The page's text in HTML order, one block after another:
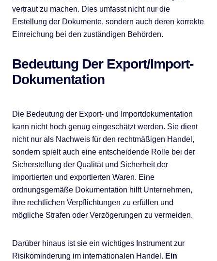
vertraut zu machen. Dies umfasst nicht nur die
Erstellung der Dokumente, sondern auch deren korrekte
Einreichung bei den zuständigen Behörden.
Bedeutung Der Export/Import-
Dokumentation
Die Bedeutung der Export- und Importdokumentation
kann nicht hoch genug eingeschätzt werden. Sie dient
nicht nur als Nachweis für den rechtmäßigen Handel,
sondern spielt auch eine entscheidende Rolle bei der
Sicherstellung der Qualität und Sicherheit der
importierten und exportierten Waren. Eine
ordnungsgemäße Dokumentation hilft Unternehmen,
ihre rechtlichen Verpflichtungen zu erfüllen und
mögliche Strafen oder Verzögerungen zu vermeiden.
Darüber hinaus ist sie ein wichtiges Instrument zur
Risikominderung im internationalen Handel. Ein